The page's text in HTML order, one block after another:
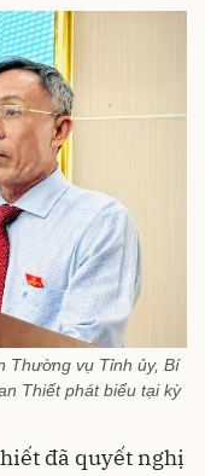
Thường vụ Tỉnh ủy, Bí
Thiết phát biểu tại kỳ
đã quyết nghị